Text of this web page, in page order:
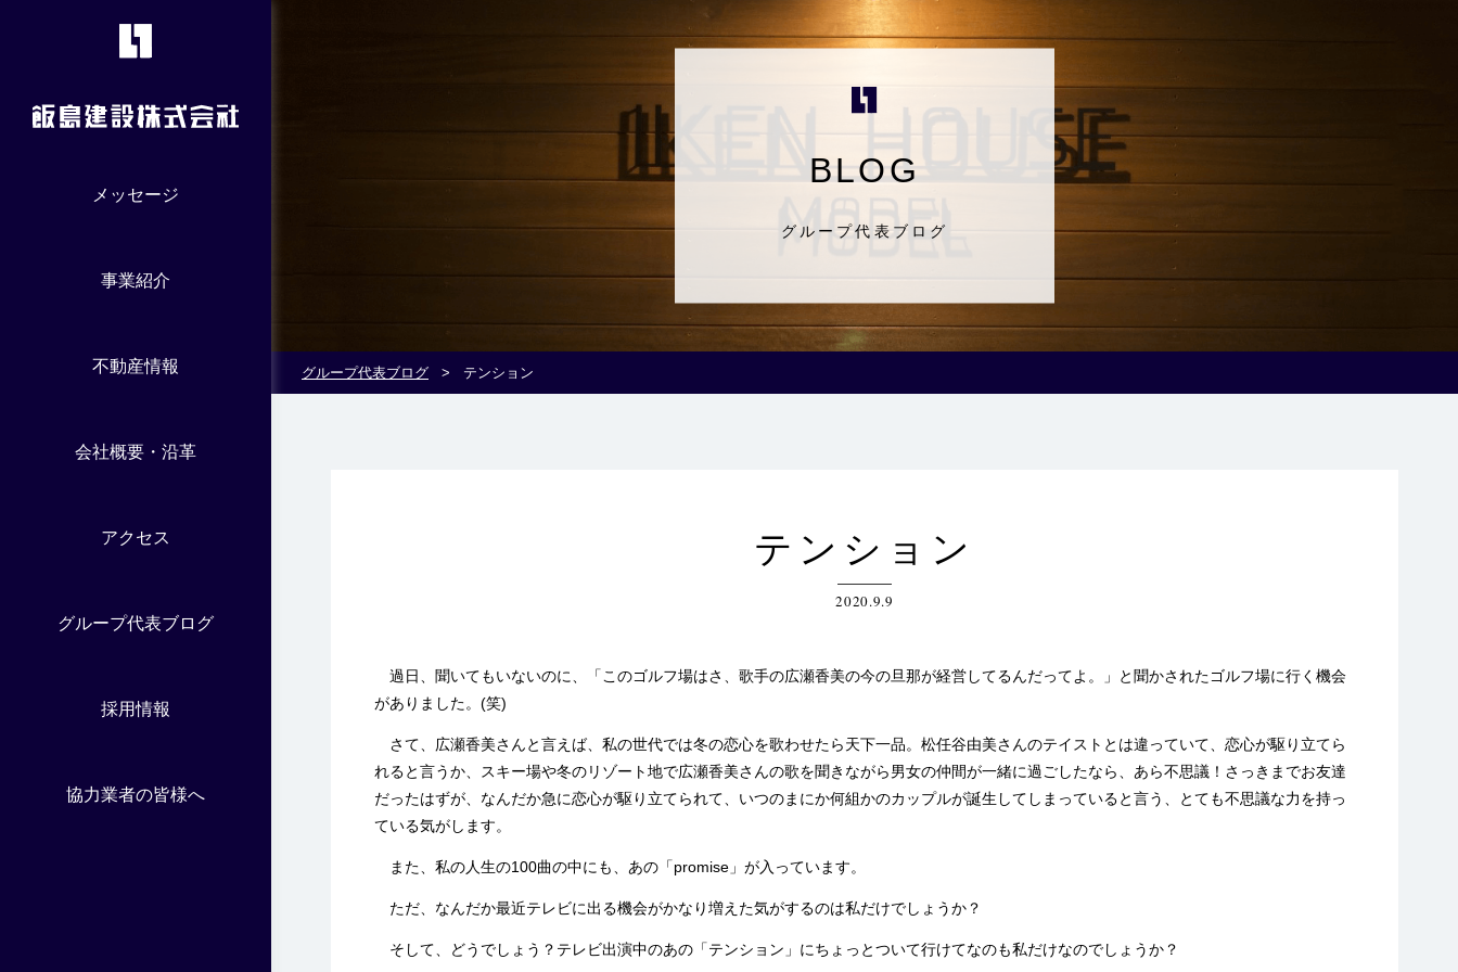
メッセージ
事業紹介
不動産情報
会社概要・沿革
アクセス
グループ代表ブログ
採用情報
協力業者の皆様へ
BLOG
グループ代表ブログ
グループ代表ブログ > テンション
テンション
2020.9.9
過日、聞いてもいないのに、「このゴルフ場はさ、歌手の広瀬香美の今の旦那が経営してるんだってよ。」と聞かされたゴルフ場に行く機会
がありました。(笑)
さて、広瀬香美さんと言えば、私の世代では冬の恋心を歌わせたら天下一品。松任谷由美さんのテイストとは違っていて、恋心が駆り立てら
れると言うか、スキー場や冬のリゾート地で広瀬香美さんの歌を聞きながら男女の仲間が一緒に過ごしたなら、あら不思議！さっきまでお友達
だったはずが、なんだか急に恋心が駆り立てられて、いつのまにか何組かのカップルが誕生してしまっていると言う、とても不思議な力を持っ
ている気がします。
また、私の人生の100曲の中にも、あの「promise」が入っています。
ただ、なんだか最近テレビに出る機会がかなり増えた気がするのは私だけでしょうか？
そして、どうでしょう？テレビ出演中のあの「テンション」にちょっとついて行けてなのも私だけなのでしょうか？